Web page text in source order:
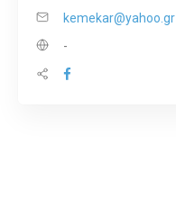
kemekar@yahoo.gr
-